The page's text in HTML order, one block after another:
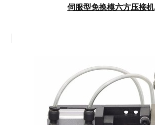
伺服型免换模六方压接机